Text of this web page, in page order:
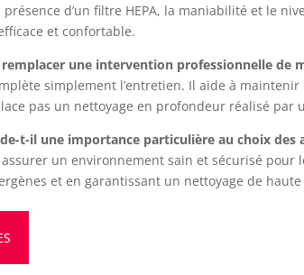
présence d’un filtre HEPA, la maniabilité et le
et confortable.
une intervention professionnelle de
simplement l’entretien. Il aide à
pas un nettoyage en profondeur réalisé par
t-il une importance particulière au choix des
assurer un environnement sain et sécurisé pour
et en garantissant un nettoyage de